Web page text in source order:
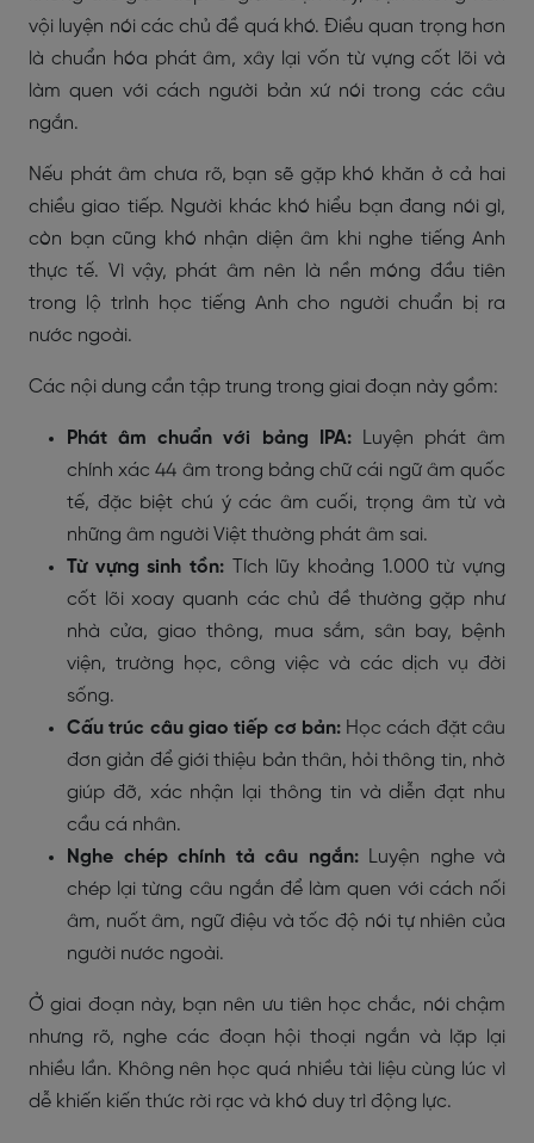
vội luyện nói các chủ đề quá khó. Điều quan trọng hơn
là chuẩn hóa phát âm, xây lại vốn từ vựng cốt lõi và
làm quen với cách người bản xứ nói trong các câu
ngắn.
Nếu phát âm chưa rõ, bạn sẽ gặp khó khăn ở cả hai
chiều giao tiếp. Người khác khó hiểu bạn đang nói gì,
còn bạn cũng khó nhận diện âm khi nghe tiếng Anh
thực tế. Vì vậy, phát âm nên là nền móng đầu tiên
trong lộ trình học tiếng Anh cho người chuẩn bị ra
nước ngoài.
Các nội dung cần tập trung trong giai đoạn này gồm:
Phát âm chuẩn với bảng IPA:Luyện phát âm
chính xác 44 âm trong bảng chữ cái ngữ âm quốc
tế, đặc biệt chú ý các âm cuối, trọng âm từ và
những âm người Việt thường phát âm sai.
Từ vựng sinh tồn:
Tích lũy khoảng 1.000 từ vựng
cốt lõi xoay quanh các chủ đề thường gặp như
nhà cửa, giao thông, mua sắm, sân bay, bệnh
viện, trường học, công việc và các dịch vụ đời
sống.
Cấu trúc câu giao tiếp cơ bản:Học cách đặt câu
đơn giản để giới thiệu bản thân, hỏi thông tin, nhờ
giúp đỡ, xác nhận lại thông tin và diễn đạt nhu
cầu cá nhân.
Nghe chép chính tả câu ngắn:Luyện nghe và
chép lại từng câu ngắn để làm quen với cách nối
âm, nuốt âm, ngữ điệu và tốc độ nói tự nhiên của
người nước ngoài.
Ở giai đoạn này, bạn nên ưu tiên học chắc, nói chậm
nhưng rõ, nghe các đoạn hội thoại ngắn và lặp lại
nhiều lần. Không nên học quá nhiều tài liệu cùng lúc vì
dễ khiến kiến thức rời rạc và khó duy trì động lực.